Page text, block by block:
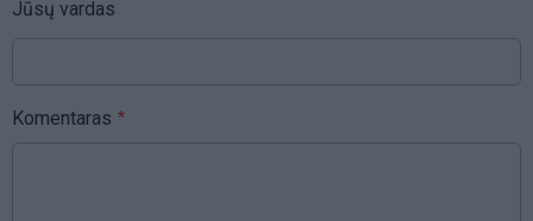
Jūsų vardas
Komentaras